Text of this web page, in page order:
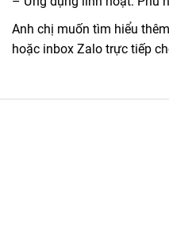
Anh chị muốn tìm hiểu
hoặc inbox Zalo trực tiếp